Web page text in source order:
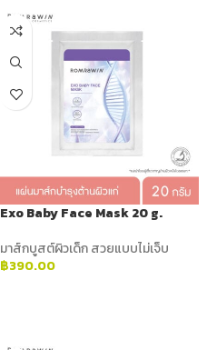
Exo Baby Face Mask 20 g.
มาส์กบูสต์ผิวเด็ก สวยแบบไม่เจ็บ
฿390.00